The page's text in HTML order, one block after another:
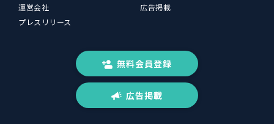
運営会社
広告掲載
プレスリリース
無料会員登録
広告掲載